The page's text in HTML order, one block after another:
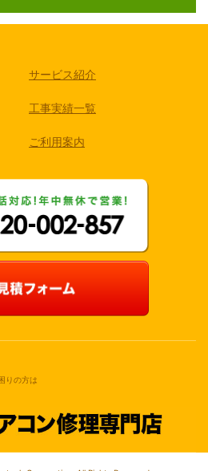
サービス紹介
工事実績一覧
ご利用案内
りの方は